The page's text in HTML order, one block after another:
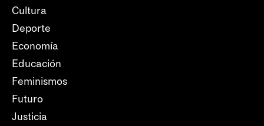
Cultura
Deporte
Economía
Educación
Feminismos
Futuro
Justicia